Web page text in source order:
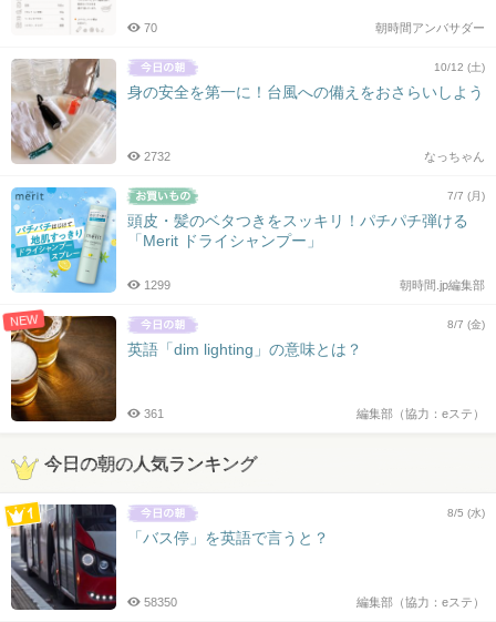
朝時間アンバサダー
70
10/12 (土)
身の安全を第一に！台風への備えをおさらいしよう
なっちゃん
2732
7/7 (月)
頭皮・髪のベタつきをスッキリ！パチパチ弾ける
「Merit ドライシャンプー」
朝時間.jp編集部
1299
NEW 8/7 (金)
英語「dim lighting」の意味とは？
編集部（協力：eステ）
361
今日の朝の人気ランキング
8/5 (水)
「バス停」を英語で言うと？
編集部（協力：eステ）
58350